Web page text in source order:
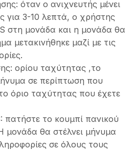
όταν ο ανιχνευτής μένει
για 3-10 λεπτά, ο χρήστης
στη μονάδα και η μονάδα θα
μετακινήθηκε μαζί με τις
ορίου ταχύτητας ,το
σε περίπτωση που
όριο ταχύτητας που έχετε
πατήστε το κουμπί πανικού
μονάδα θα στέλνει μήνυμα
σε όλους τους